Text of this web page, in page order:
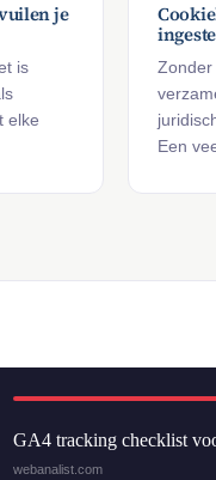
je
is
elke
Zonder
Een
GA4 tracking checklist
webanalist.com